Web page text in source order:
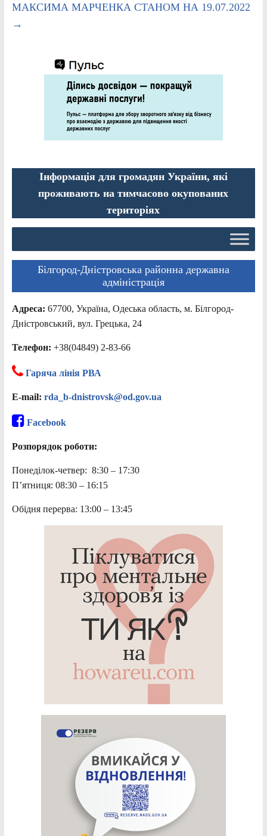
МАКСИМА МАРЧЕНКА СТАНОМ НА 19.07.2022
→
Інформація для громадян України, які
проживають на тимчасово окупованих
територіях
Білгород-Дністровська районна державна
адміністрація
Адреса: 67700, Україна, Одеська область, м. Білгород-
Дністровський, вул. Грецька, 24
Телефон: +38(04849) 2-83-66
Гаряча лінія РВА
E-mail: rda_b-dnistrovsk@od.gov.ua
Facebook
Розпорядок роботи:
Понеділок-четвер: 8:30 – 17:30
П’ятниця: 08:30 – 16:15
Обідня перерва: 13:00 – 13:45